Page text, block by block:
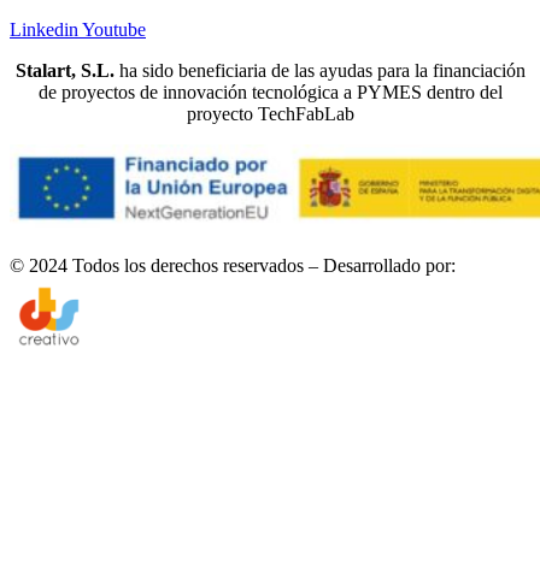
Linkedin Youtube
Stalart, S.L.ha sido beneficiaria de las ayudas para la financiación
de proyectos de innovación tecnológica a PYMES dentro del
proyecto TechFabLab
© 2024 Todos los derechos reservados – Desarrollado por: